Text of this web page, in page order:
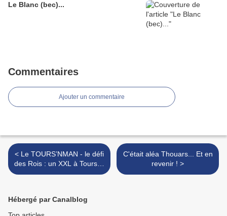
Le Blanc (bec)...
Commentaires
Ajouter un commentaire
< Le TOURS’NMAN - le défi
des Rois : un XXL à Tours…
C'était aléa Thouars... Et en
revenir ! >
Hébergé par Canalblog